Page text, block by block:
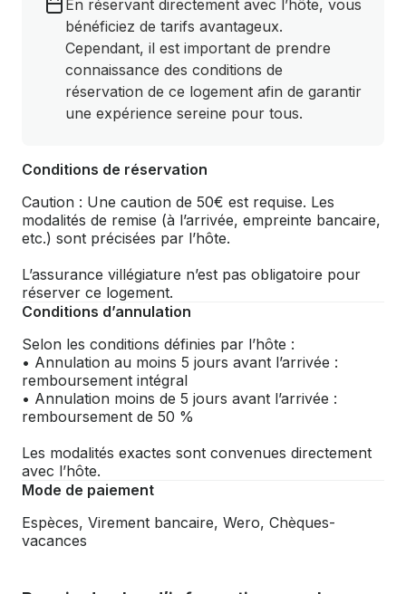
En réservant directement avec l’hôte, vous
bénéficiez de tarifs avantageux.
Cependant, il est important de prendre
connaissance des conditions de
réservation de ce logement afin de garantir
une expérience sereine pour tous.
Conditions de réservation
Caution : Une caution de 50€ est requise. Les
modalités de remise (à l’arrivée, empreinte bancaire,
etc.) sont précisées par l’hôte.
L’assurance villégiature n’est pas obligatoire pour
réserver ce logement.
Conditions d’annulation
Selon les conditions définies par l’hôte :
• Annulation au moins 5 jours avant l’arrivée :
remboursement intégral
• Annulation moins de 5 jours avant l’arrivée :
remboursement de 50 %
Les modalités exactes sont convenues directement
avec l’hôte.
Mode de paiement
Espèces, Virement bancaire, Wero, Chèques-
vacances